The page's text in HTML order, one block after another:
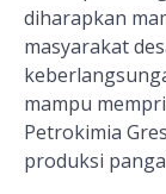
diharapkan
masyarakat
mampu
Petrokimia
produksi